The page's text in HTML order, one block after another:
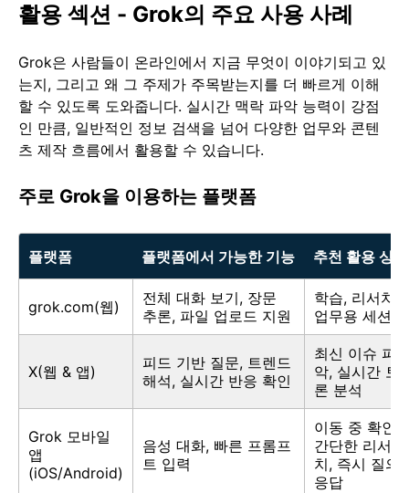
활용 섹션 - Grok의 주요 사용 사례
Grok은 사람들이 온라인에서 지금 무엇이 이야기되고 있
는지, 그리고 왜 그 주제가 주목받는지를 더 빠르게 이해
할 수 있도록 도와줍니다. 실시간 맥락 파악 능력이 강점
인 만큼, 일반적인 정보 검색을 넘어 다양한 업무와 콘텐
츠 제작 흐름에서 활용할 수 있습니다.
주로 Grok을 이용하는 플랫폼
플랫폼 플랫폼에서 가능한 기능 추천 활용 상황
grok.com(웹)
전체 대화 보기, 장문
추론, 파일 업로드 지원
학습, 리서치,
업무용 세션
X(웹 & 앱)
피드 기반 질문, 트렌드
해석, 실시간 반응 확인
최신 이슈 파
악, 실시간 토
론 분석
Grok 모바일
앱
(iOS/Android)
음성 대화, 빠른 프롬프
트 입력
이동 중 확인,
간단한 리서
치, 즉시 질의
응답